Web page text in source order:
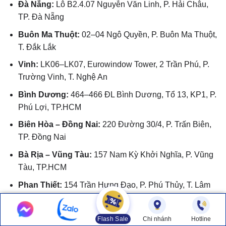
Đà Nẵng: Lô B2.4.07 Nguyễn Văn Linh, P. Hải Châu,
TP. Đà Nẵng
Buôn Ma Thuột: 02–04 Ngô Quyền, P. Buôn Ma Thuột,
T. Đắk Lắk
Vinh: LK06–LK07, Eurowindow Tower, 2 Trần Phú, P.
Trường Vinh, T. Nghệ An
Bình Dương: 464–466 ĐL Bình Dương, Tổ 13, KP1, P.
Phú Lợi, TP.HCM
Biên Hòa – Đồng Nai: 220 Đường 30/4, P. Trấn Biên,
TP. Đồng Nai
Bà Rịa – Vũng Tàu: 157 Nam Kỳ Khởi Nghĩa, P. Vũng
Tàu, TP.HCM
Phan Thiết: 154 Trần Hưng Đạo, P. Phú Thủy, T. Lâm
Cần Thơ:
234B–234C Trần Hưng Đạo, P. Ninh Kiều,
Flash Sale Chi nhánh Hotline